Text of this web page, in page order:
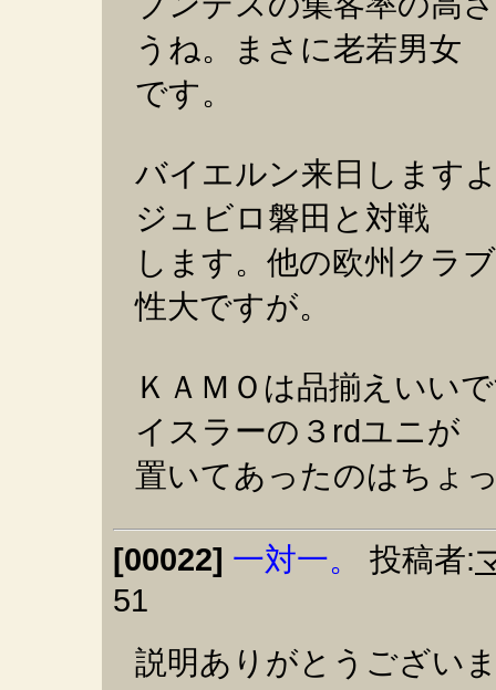
うね。まさに老若男女
です。
バイエルン来日します
ジュビロ磐田と対戦
します。他の欧州クラ
性大ですが。
ＫＡＭＯは品揃えいい
イスラーの３rdユニが
置いてあったのはちょ
[00022] 一対一。 投稿者:
51
説明ありがとうござい